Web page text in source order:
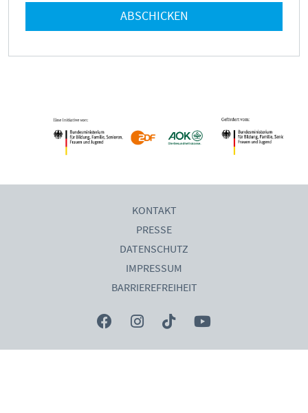
ABSCHICKEN
KONTAKT
PRESSE
DATENSCHUTZ
IMPRESSUM
BARRIEREFREIHEIT